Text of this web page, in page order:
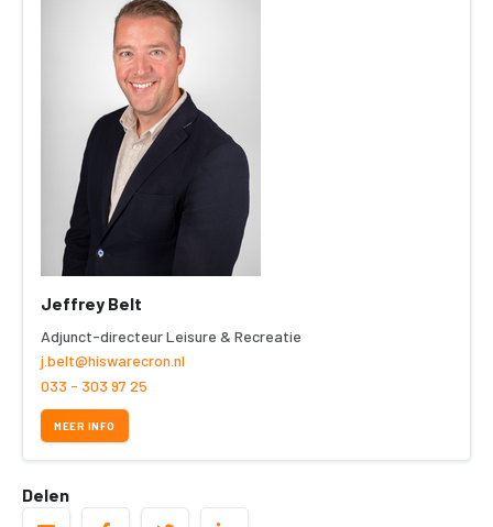
Jeffrey Belt
Adjunct-directeur Leisure & Recreatie
j.belt@hiswarecron.nl
033 - 303 97 25
MEER INFO
Delen